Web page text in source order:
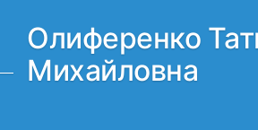
Олиференко
Михайловна